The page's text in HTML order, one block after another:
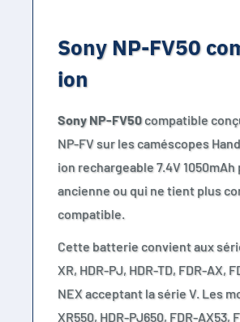
Sony NP-FV50
ion
Sony NP-FV50compatible
NP-FV sur les caméscopes
ion rechargeable 7.4V
ancienne ou qui ne tient plus
compatible.
Cette batterie convient aux
XR, HDR-PJ, HDR-TD, FDR-AX,
NEX acceptant la série V. Les
XR550, HDR-PJ650, FDR-AX53,